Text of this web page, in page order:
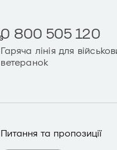
0 800 505 120
Гаряча лінія для
ветеранок
Питання та пропозиції